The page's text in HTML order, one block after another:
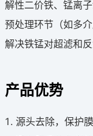
解性二价铁、锰离
预处理环节（如多
解决铁锰对超滤和
产品优势
源头去除，保护